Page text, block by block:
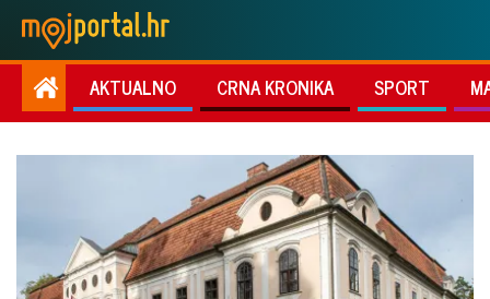
AKTUALNO CRNA KRONIKA SPORT